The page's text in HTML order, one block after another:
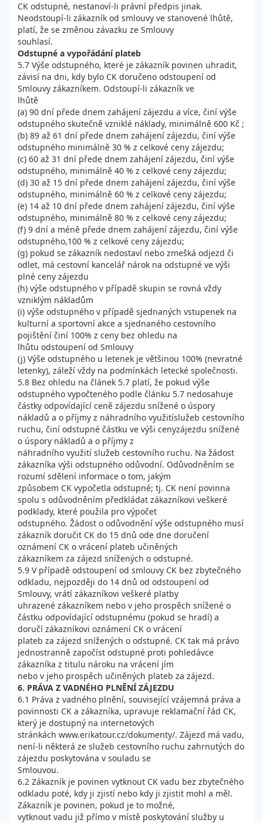
CK odstupné, nestanoví-li právní předpis jinak.
Neodstoupí-li zákazník od smlouvy ve stanovené lhůtě,
platí, že se změnou závazku ze Smlouvy
souhlasí.
Odstupné a vypořádání plateb
5.7 Výše odstupného, které je zákazník povinen uhradit,
závisí na dni, kdy bylo CK doručeno odstoupení od
Smlouvy zákazníkem. Odstoupí-li zákazník ve
lhůtě
(a) 90 dní přede dnem zahájení zájezdu a více, činí výše
odstupného skutečně vzniklé náklady, minimálně 600 Kč ;
(b) 89 až 61 dní přede dnem zahájení zájezdu, činí výše
odstupného minimálně 30 % z celkové ceny zájezdu;
(c) 60 až 31 dní přede dnem zahájení zájezdu, činí výše
odstupného, minimálně 40 % z celkové ceny zájezdu;
(d) 30 až 15 dní přede dnem zahájení zájezdu, činí výše
odstupného, minimálně 60 % z celkové ceny zájezdu;
(e) 14 až 10 dní přede dnem zahájení zájezdu, činí výše
odstupného, minimálně 80 % z celkové ceny zájezdu;
(f) 9 dní a méně přede dnem zahájení zájezdu, činí výše
odstupného,100 % z celkové ceny zájezdu;
(g) pokud se zákazník nedostaví nebo zmešká odjezd či
odlet, má cestovní kancelář nárok na odstupné ve výši
plné ceny zájezdu
(h) výše odstupného v případě skupin se rovná vždy
vzniklým nákladům
(i) výše odstupného v případě sjednaných vstupenek na
kulturní a sportovní akce a sjednaného cestovního
pojištění činí 100% z ceny bez ohledu na
lhůtu odstoupení od Smlouvy
(j) Výše odstupného u letenek je většinou 100% (nevratné
letenky), záleží vždy na podmínkách letecké společnosti.
5.8 Bez ohledu na článek 5.7 platí, že pokud výše
odstupného vypočteného podle článku 5.7 nedosahuje
částky odpovídající ceně zájezdu snížené o úspory
nákladů a o příjmy z náhradního využitíslužeb cestovního
ruchu, činí odstupné částku ve výši cenyzájezdu snížené
o úspory nákladů a o příjmy z
náhradního využití služeb cestovního ruchu. Na žádost
zákazníka výši odstupného odůvodní. Odůvodněním se
rozumí sdělení informace o tom, jakým
způsobem CK vypočetla odstupné; tj. CK není povinna
spolu s odůvodněním předkládat zákazníkovi veškeré
podklady, které použila pro výpočet
odstupného. Žádost o odůvodnění výše odstupného musí
zákazník doručit CK do 15 dnů ode dne doručení
oznámení CK o vrácení plateb učiněných
zákazníkem za zájezd snížených o odstupné.
5.9 V případě odstoupení od smlouvy CK bez zbytečného
odkladu, nejpozději do 14 dnů od odstoupení od
Smlouvy, vrátí zákazníkovi veškeré platby
uhrazené zákazníkem nebo v jeho prospěch snížené o
částku odpovídající odstupnému (pokud se hradí) a
doručí zákazníkovi oznámení CK o vrácení
plateb za zájezd snížených o odstupné. CK tak má právo
jednostranně započíst odstupné proti pohledávce
zákazníka z titulu nároku na vrácení jím
nebo v jeho prospěch učiněných plateb za zájezd.
6. PRÁVA Z VADNÉHO PLNĚNÍ ZÁJEZDU
6.1 Práva z vadného plnění, související vzájemná práva a
povinnosti CK a zákazníka, upravuje reklamační řád CK,
který je dostupný na internetových
stránkách www.erikatour.cz/dokumenty/. Zájezd má vadu,
není-li některá ze služeb cestovního ruchu zahrnutých do
zájezdu poskytována v souladu se
Smlouvou.
6.2 Zákazník je povinen vytknout CK vadu bez zbytečného
odkladu poté, kdy ji zjistí nebo kdy ji zjistit mohl a měl.
Zákazník je povinen, pokud je to možné,
vytknout vadu již přímo v místě poskytování služby u